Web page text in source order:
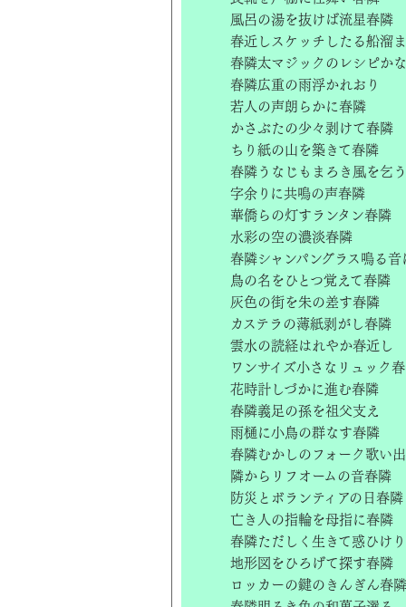
風呂の湯を抜けば流星春隣
春近しスケッチしたる船溜
春隣太マジックのレシピかな
春隣広重の雨浮かれおり
若人の声朗らかに春隣
かさぶたの少々剥けて春隣
ちり紙の山を築きて春隣
春隣うなじもまろき風を乞う
字余りに共鳴の声春隣
華僑らの灯すランタン春隣
水彩の空の濃淡春隣
春隣シャンパングラス鳴る音
鳥の名をひとつ覚えて春隣
灰色の街を朱の差す春隣
カステラの薄紙剥がし春隣
雲水の読経はれやか春近し
ワンサイズ小さなリュック
花時計しづかに進む春隣
春隣義足の孫を祖父支え
雨樋に小鳥の群なす春隣
春隣むかしのフォーク歌い
隣からリフオームの音春隣
防災とボランティアの日春隣
亡き人の指輪を母指に春隣
春隣ただしく生きて惑ひけり
地形図をひろげて探す春隣
ロッカーの鍵のきんぎん春隣